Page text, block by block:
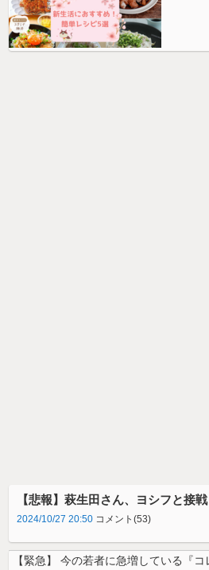
【悲報】萩生田さん、ヨシフと接戦
2024/10/27 20:50 コメント(53)